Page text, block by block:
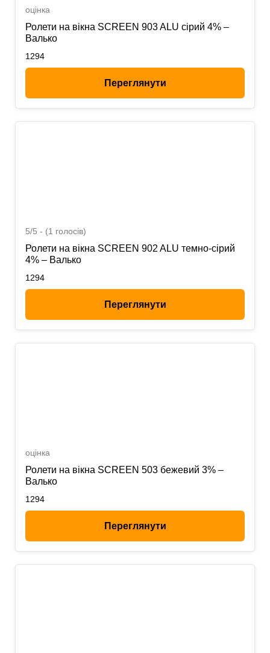
оцінка
Ролети на вікна SCREEN 903 ALU сірий 4% –
Валько
1294
Переглянути
5/5 - (1 голосів)
Ролети на вікна SCREEN 902 ALU темно-сірий
4% – Валько
1294
Переглянути
оцінка
Ролети на вікна SCREEN 503 бежевий 3% –
Валько
1294
Переглянути